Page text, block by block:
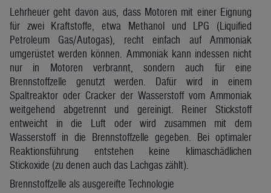
Lehrheuer geht davon aus, dass Motoren mit einer Eignung
für zwei Kraftstoffe, etwa Methanol und LPG (Liquified
Petroleum Gas/Autogas), recht einfach auf Ammoniak
umgerüstet werden können. Ammoniak kann indessen nicht
nur in Motoren verbrannt, sondern auch für eine
Brennstoffzelle genutzt werden. Dafür wird in einem
Spaltreaktor oder Cracker der Wasserstoff vom Ammoniak
weitgehend abgetrennt und gereinigt. Reiner Stickstoff
entweicht in die Luft oder wird zusammen mit dem
Wasserstoff in die Brennstoffzelle gegeben. Bei optimaler
Reaktionsführung entstehen keine klimaschädlichen
Stickoxide (zu denen auch das Lachgas zählt).
Brennstoffzelle als ausgereifte Technologie